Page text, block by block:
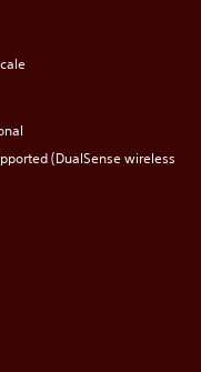
(DualSense wireless